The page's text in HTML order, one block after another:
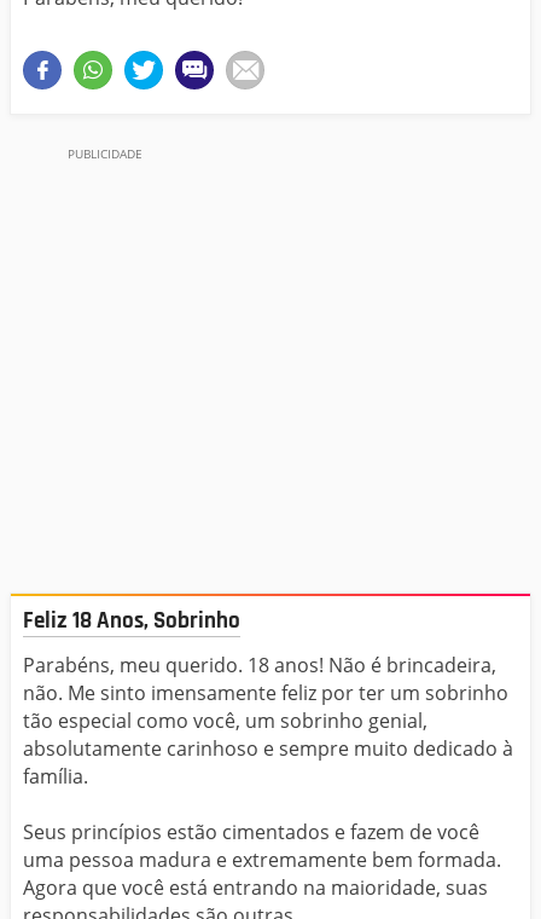
Feliz 18 Anos, Sobrinho
Parabéns, meu querido. 18 anos! Não é brincadeira,
não. Me sinto imensamente feliz por ter um sobrinho
tão especial como você, um sobrinho genial,
absolutamente carinhoso e sempre muito dedicado à
família.
Seus princípios estão cimentados e fazem de você
uma pessoa madura e extremamente bem formada.
Agora que você está entrando na maioridade, suas